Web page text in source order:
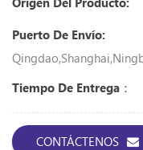
Puerto De Envío:
Tiempo De Entrega：
CONTÁCTENOS